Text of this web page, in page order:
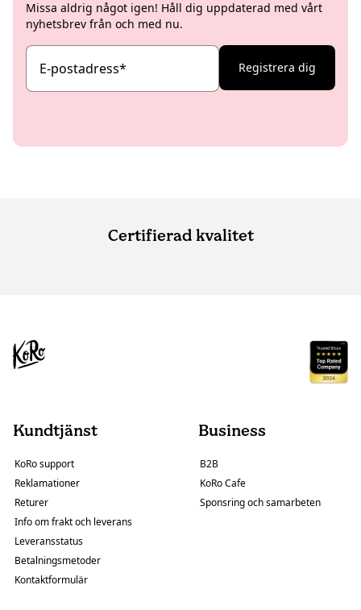
Missa aldrig något igen! Håll dig uppdaterad med vårt
nyhetsbrev från och med nu.
E-postadress* Registrera dig
Certifierad kvalitet
Kundtjänst
KoRo support
Reklamationer
Returer
Info om frakt och leverans
Leveransstatus
Betalningsmetoder
Kontaktformulär
Business
B2B
KoRo Cafe
Sponsring och samarbeten